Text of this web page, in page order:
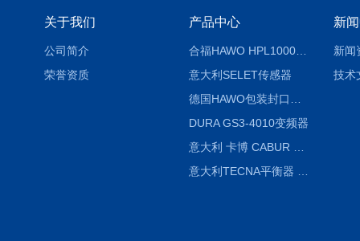
关于我们
公司简介
荣誉资质
产品中心
合福HAWO HPL1000AS封口机
意大利SELET传感器
DURA GS3-4010变频器
新
新闻
技术